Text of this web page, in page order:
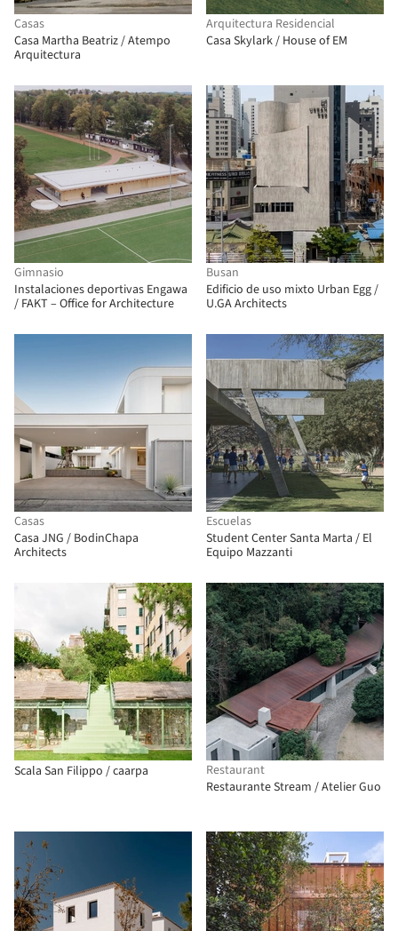
Casas
Casa Martha Beatriz / Atempo
Arquitectura
Arquitectura Residencial
Casa Skylark / House of EM
Gimnasio
Instalaciones deportivas Engawa
/ FAKT – Office for Architecture
Busan
Edificio de uso mixto Urban Egg /
U.GA Architects
Casas
Casa JNG / BodinChapa
Architects
Escuelas
Student Center Santa Marta / El
Equipo Mazzanti
Scala San Filippo / caarpa
Restaurant
Restaurante Stream / Atelier Guo